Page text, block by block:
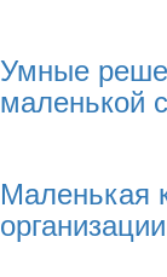
Умные
маленькой
Маленькая